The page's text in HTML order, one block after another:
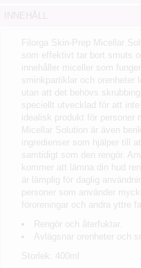
Filorga Skin-Prep Micellar
som effektivt tar bort smuts
innehåller miceller som
sminkpartiklar och orenheter
utan att det behövs
speciellt utvecklad för att
idealisk produkt för personer
Micellar Solution är även
ingredienser som hjälper till
samtidigt som den rengör.
kommer att lämna din hud
är lämplig för daglig
personer som använder
föroreningar och andra yttre
Rengör och återfuktar.
Avlägsnar orenheter och
Storlek: 400ml